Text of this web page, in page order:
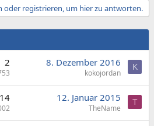
oder registrieren, um hier zu antworten.
2 8. Dezember 2016
kokojordan
K
14 12. Januar 2015
TheName
T